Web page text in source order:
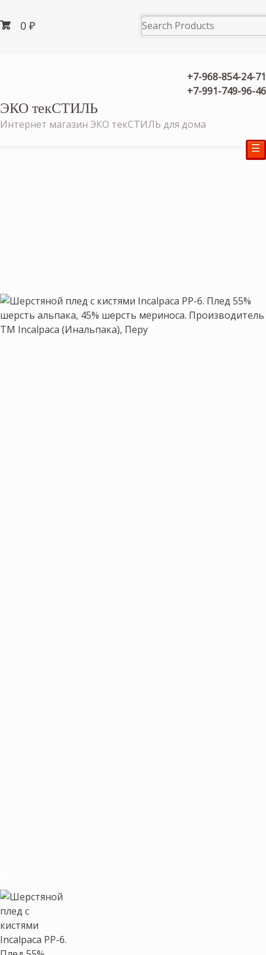
0₽
+7-968-854-24-71
+7-991-749-96-46
ЭКО текСТИЛЬ
Интернет магазин ЭКО текСТИЛЬ для дома
☰